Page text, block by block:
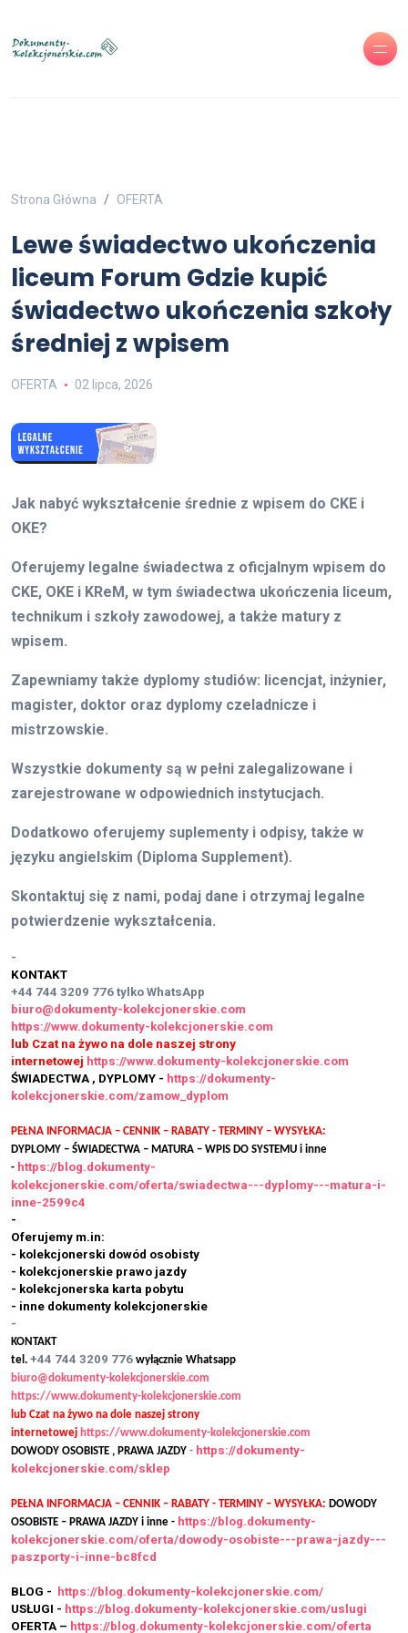
Strona Główna OFERTA
Lewe świadectwo ukończenia
liceum Forum Gdzie kupić
świadectwo ukończenia szkoły
średniej z wpisem
OFERTA 02 lipca, 2026
Jak nabyć wykształcenie średnie z wpisem do CKE i
OKE?
Oferujemy legalne świadectwa z oficjalnym wpisem do
CKE, OKE i KReM, w tym świadectwa ukończenia liceum,
technikum i szkoły zawodowej, a także matury z
wpisem.
Zapewniamy także dyplomy studiów: licencjat, inżynier,
magister, doktor oraz dyplomy czeladnicze i
mistrzowskie.
Wszystkie dokumenty są w pełni zalegalizowane i
zarejestrowane w odpowiednich instytucjach.
Dodatkowo oferujemy suplementy i odpisy, także w
języku angielskim (Diploma Supplement).
Skontaktuj się z nami, podaj dane i otrzymaj legalne
potwierdzenie wykształcenia.
-
KONTAKT
+44 744 3209 776 tylko WhatsApp
biuro@dokumenty-kolekcjonerskie.com
https://www.dokumenty-kolekcjonerskie.com
lub Czat na żywo na dole naszej strony
internetowej https://www.dokumenty-kolekcjonerskie.com
ŚWIADECTWA , DYPLOMY - https://dokumenty-
kolekcjonerskie.com/zamow_dyplom
PEŁNA INFORMACJA – CENNIK – RABATY - TERMINY – WYSYŁKA:
DYPLOMY – ŚWIADECTWA – MATURA – WPIS DO SYSTEMU i inne
- https://blog.dokumenty-
kolekcjonerskie.com/oferta/swiadectwa---dyplomy---matura-i-
inne-2599c4
-
Oferujemy m.in:
- kolekcjonerski dowód osobisty
- kolekcjonerskie prawo jazdy
- kolekcjonerska karta pobytu
- inne dokumenty kolekcjonerskie
-
KONTAKT
tel. +44 744 3209 776 wyłącznie Whatsapp
biuro@dokumenty-kolekcjonerskie.com
https://www.dokumenty-kolekcjonerskie.com
lub Czat na żywo na dole naszej strony
internetowej https://www.dokumenty-kolekcjonerskie.com
DOWODY OSOBISTE , PRAWA JAZDY - https://dokumenty-
kolekcjonerskie.com/sklep
PEŁNA INFORMACJA – CENNIK – RABATY - TERMINY – WYSYŁKA: DOWODY
OSOBISTE – PRAWA JAZDY i inne - https://blog.dokumenty-
kolekcjonerskie.com/oferta/dowody-osobiste---prawa-jazdy---
paszporty-i-inne-bc8fcd
BLOG -
https://blog.dokumenty-kolekcjonerskie.com/
USŁUGI - https://blog.dokumenty-kolekcjonerskie.com/uslugi
OFERTA – https://blog.dokumenty-kolekcjonerskie.com/oferta